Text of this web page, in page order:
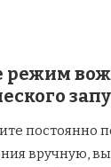
режим
постоянно
вручную,